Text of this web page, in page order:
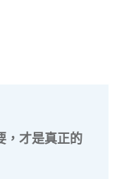
，才是真正的